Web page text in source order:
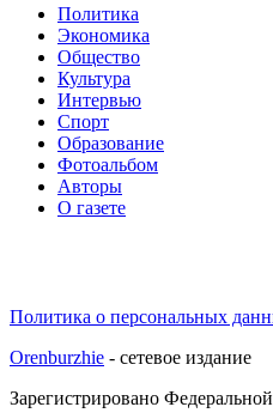
Политика
Экономика
Общество
Культура
Интервью
Спорт
Образование
Фотоальбом
Авторы
О газете
Политика о персональных
Orenburzhie - сетевое издание
Зарегистрировано